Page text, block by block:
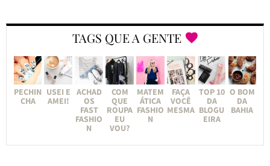
TAGS QUE A GENTE
PECHIN
CHA
USEI E
AMEI!
ACHAD
OS
FAST
FASHIO
N
COM
QUE
ROUPA
EU
VOU?
MATEM
ÁTICA
FASHIO
N
FAÇA
VOCÊ
MESMA
TOP 10
DA
BLOGU
EIRA
O BOM
DA
BAHIA